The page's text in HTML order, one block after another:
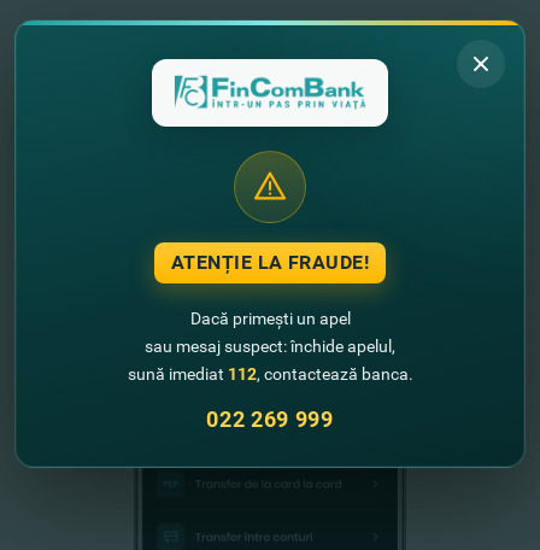
ATENȚIE LA FRAUDE!
Dacă primești un apel
sau mesaj suspect: închide apelul,
sună imediat 112, contactează banca.
022 269 999